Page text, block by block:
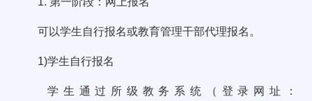
可以学生自行报名或教育管理干部代理报名。
1)学生自行报名
学生通过所级教务系统（登录网址：